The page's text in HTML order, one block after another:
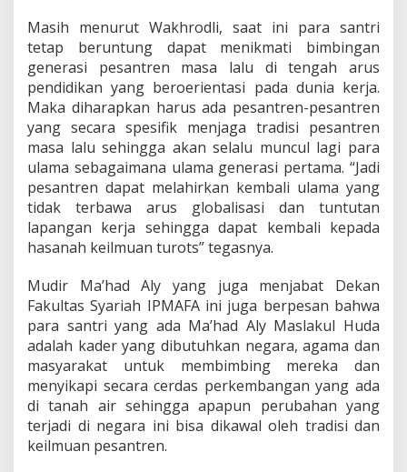
Masih menurut Wakhrodli, saat ini para santri
tetap beruntung dapat menikmati bimbingan
generasi pesantren masa lalu di tengah arus
pendidikan yang beroerientasi pada dunia kerja.
Maka diharapkan harus ada pesantren-pesantren
yang secara spesifik menjaga tradisi pesantren
masa lalu sehingga akan selalu muncul lagi para
ulama sebagaimana ulama generasi pertama. “Jadi
pesantren dapat melahirkan kembali ulama yang
tidak terbawa arus globalisasi dan tuntutan
lapangan kerja sehingga dapat kembali kepada
hasanah keilmuan turots” tegasnya.
Mudir Ma’had Aly yang juga menjabat Dekan
Fakultas Syariah IPMAFA ini juga berpesan bahwa
para santri yang ada Ma’had Aly Maslakul Huda
adalah kader yang dibutuhkan negara, agama dan
masyarakat untuk membimbing mereka dan
menyikapi secara cerdas perkembangan yang ada
di tanah air sehingga apapun perubahan yang
terjadi di negara ini bisa dikawal oleh tradisi dan
keilmuan pesantren.